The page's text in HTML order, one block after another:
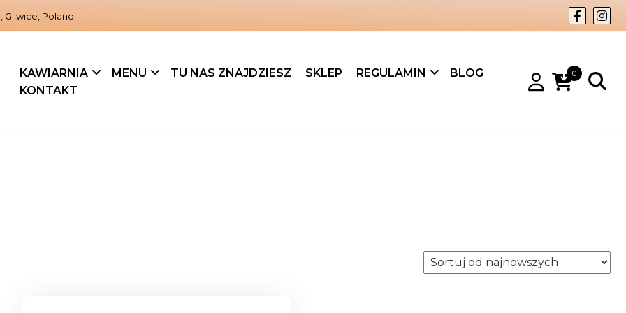
Gliwice, Poland
KAWIARNIA MENU TU NAS ZNAJDZIESZ SKLEP REGULAMIN
BLOG
KONTAKT
0